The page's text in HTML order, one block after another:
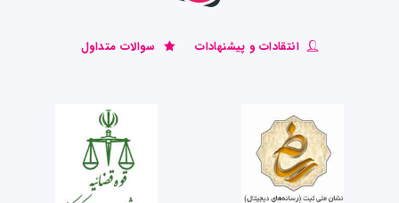
انتقادات و پیشنهادات سوالات متداول